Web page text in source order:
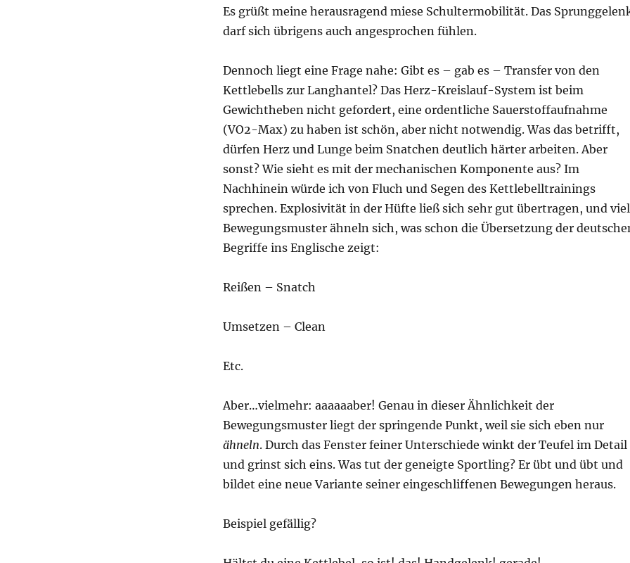
Es grüßt meine herausragend miese Schultermobilität. Das
darf sich übrigens auch angesprochen fühlen.
Dennoch liegt eine Frage nahe: Gibt es – gab es – Transfer von den
Kettlebells zur Langhantel? Das Herz-Kreislauf-System ist beim
Gewichtheben nicht gefordert, eine ordentliche Sauerstoffaufnahme
(VO2-Max) zu haben ist schön, aber nicht notwendig. Was das betrifft,
dürfen Herz und Lunge beim Snatchen deutlich härter arbeiten. Aber
sonst? Wie sieht es mit der mechanischen Komponente aus? Im
Nachhinein würde ich von Fluch und Segen des Kettlebelltrainings
sprechen. Explosivität in der Hüfte ließ sich sehr gut übertragen, und
Bewegungsmuster ähneln sich, was schon die Übersetzung der
Begriffe ins Englische zeigt:
Reißen – Snatch
Umsetzen – Clean
Etc.
Aber…vielmehr: aaaaaaber! Genau in dieser Ähnlichkeit der
Bewegungsmuster liegt der springende Punkt, weil sie sich eben nur
ähneln. Durch das Fenster feiner Unterschiede winkt der Teufel im Detail
und grinst sich eins. Was tut der geneigte Sportling? Er übt und übt und
bildet eine neue Variante seiner eingeschliffenen Bewegungen heraus.
Beispiel gefällig?